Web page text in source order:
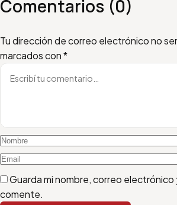
Comentarios (0)
Tu dirección de correo electrónico no
marcados con*
Escribí tu comentario
Nombre
Email
Guarda mi nombre, correo
comente.